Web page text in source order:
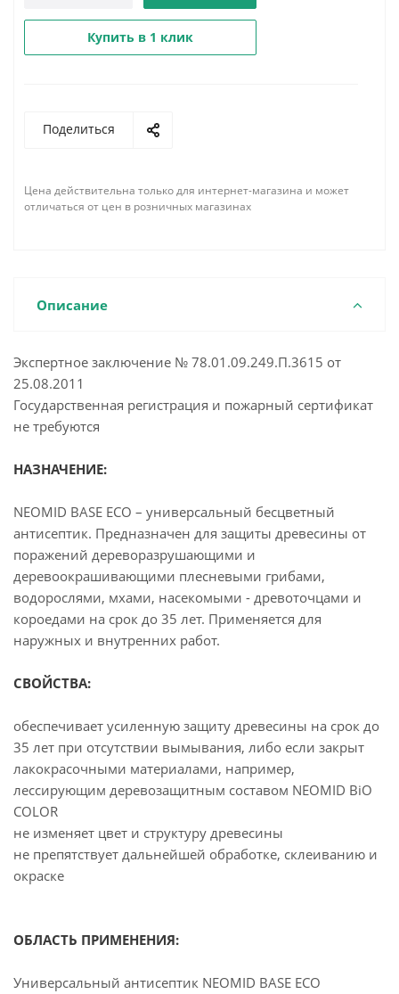
Купить в 1 клик
Поделиться
Цена действительна только для интернет-магазина и может
отличаться от цен в розничных магазинах
Описание
Экспертное заключение № 78.01.09.249.П.3615 от
25.08.2011
Государственная регистрация и пожарный сертификат
не требуются
НАЗНАЧЕНИЕ:
NEOMID BASE ECO – универсальный бесцветный
антисептик. Предназначен для защиты древесины от
поражений дереворазрушающими и
деревоокрашивающими плесневыми грибами,
водорослями, мхами, насекомыми - древоточцами и
короедами на срок до 35 лет. Применяется для
наружных и внутренних работ.
СВОЙСТВА:
обеспечивает усиленную защиту древесины на срок до
35 лет при отсутствии вымывания, либо если закрыт
лакокрасочными материалами, например,
лессирующим деревозащитным составом NEOMID BiO
COLOR
не изменяет цвет и структуру древесины
не препятствует дальнейшей обработке, склеиванию и
окраске
ОБЛАСТЬ ПРИМЕНЕНИЯ:
Универсальный антисептик NEOMID BASE ECO